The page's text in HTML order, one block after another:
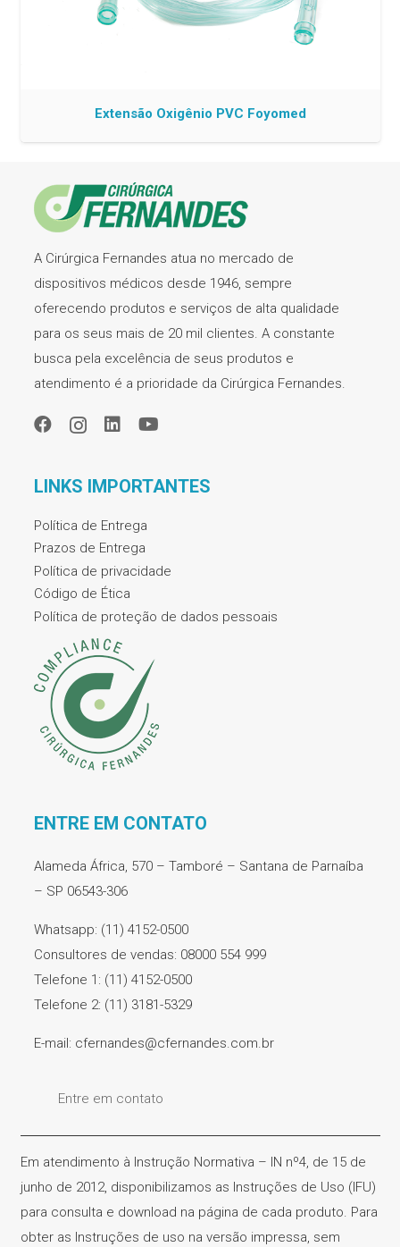
Extensão Oxigênio PVC Foyomed
A Cirúrgica Fernandes atua no mercado de
dispositivos médicos desde 1946, sempre
oferecendo produtos e serviços de alta qualidade
para os seus mais de 20 mil clientes. A constante
busca pela excelência de seus produtos e
atendimento é a prioridade da Cirúrgica Fernandes.
LINKS IMPORTANTES
Política de Entrega
Prazos de Entrega
Política de privacidade
Código de Ética
Política de proteção de dados pessoais
ENTRE EM CONTATO
Alameda África, 570 – Tamboré – Santana de Parnaíba
– SP 06543-306
Whatsapp: (11) 4152-0500
Consultores de vendas: 08000 554 999
Telefone 1: (11) 4152-0500
Telefone 2: (11) 3181-5329
E-mail: cfernandes@cfernandes.com.br
Entre em contato
Em atendimento à Instrução Normativa – IN nº4, de 15 de
junho de 2012, disponibilizamos as Instruções de Uso (IFU)
para consulta e download na página de cada produto. Para
obter as Instruções de uso na versão impressa, sem